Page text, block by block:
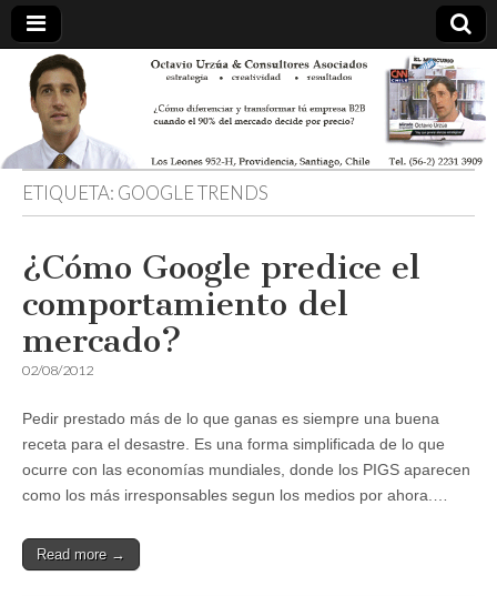
ETIQUETA: GOOGLE TRENDS
¿Cómo Google predice el
comportamiento del
mercado?
02/08/2012
Pedir prestado más de lo que ganas es siempre una buena
receta para el desastre. Es una forma simplificada de lo que
ocurre con las economías mundiales, donde los PIGS aparecen
como los más irresponsables segun los medios por ahora.…
Read more →